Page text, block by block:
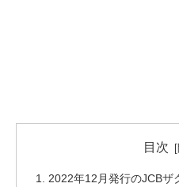
目次
2022年12月発行のJCBザ